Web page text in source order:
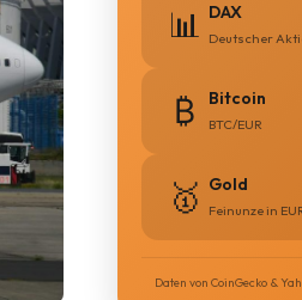
📊 DAX
Deutscher
₿ Bitcoin
BTC/EUR
🥇 Gold
Feinunze in
Daten von CoinGecko &